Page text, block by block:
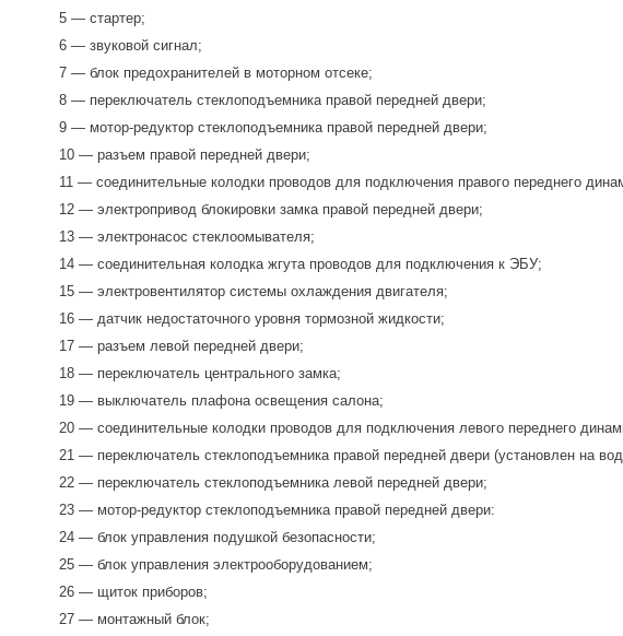
5 — стартер;
6 — звуковой сигнал;
7 — блок предохранителей в моторном отсеке;
8 — переключатель стеклоподъемника правой передней двери;
9 — мотор-редуктор стеклоподъемника правой передней двери;
10 — разъем правой передней двери;
11 — соединительные колодки проводов для подключения правого переднего
12 — электропривод блокировки замка правой передней двери;
13 — электронасос стеклоомывателя;
14 — соединительная колодка жгута проводов для подключения к ЭБУ;
15 — электровентилятор системы охлаждения двигателя;
16 — датчик недостаточного уровня тормозной жидкости;
17 — разъем левой передней двери;
18 — переключатель центрального замка;
19 — выключатель плафона освещения салона;
20 — соединительные колодки проводов для подключения левого переднего
21 — переключатель стеклоподъемника правой передней двери (установлен на
22 — переключатель стеклоподъемника левой передней двери;
23 — мотор-редуктор стеклоподъемника правой передней двери:
24 — блок управления подушкой безопасности;
25 — блок управления электрооборудованием;
26 — щиток приборов;
27 — монтажный блок;